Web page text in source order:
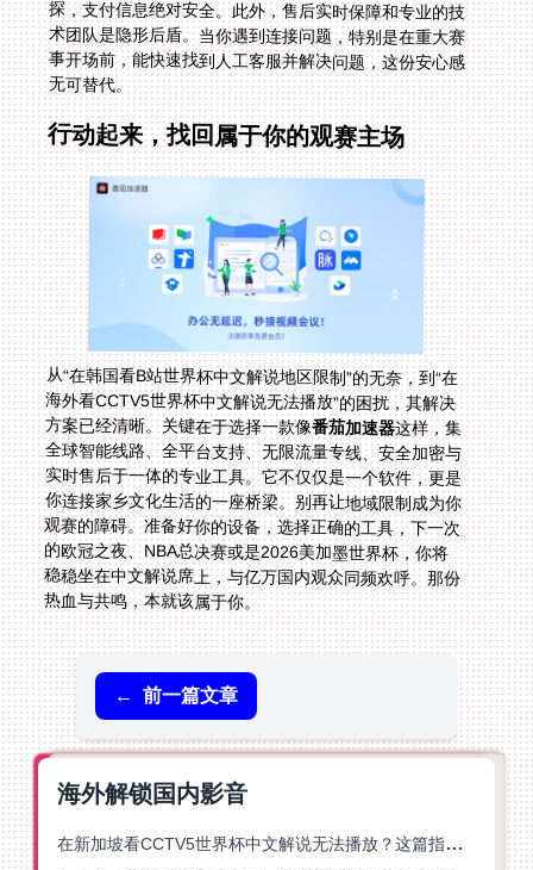
无可替代。
行动起来，找回属于你的观赛主场
从“在韩国看B站世界杯中文解说地区限制”的无奈，到“在
海外看CCTV5世界杯中文解说无法播放”的困扰，其解决
方案已经清晰。关键在于选择一款像番茄加速器这样，集
全球智能线路、全平台支持、无限流量专线、安全加密与
实时售后于一体的专业工具。它不仅仅是一个软件，更是
你连接家乡文化生活的一座桥梁。别再让地域限制成为你
观赛的障碍。准备好你的设备，选择正确的工具，下一次
的欧冠之夜、NBA总决赛或是2026美加墨世界杯，你将
稳稳坐在中文解说席上，与亿万国内观众同频欢呼。那份
热血与共鸣，本就该属于你。
← 前一篇文章
海外解锁国内影音
在新加坡看CCTV5世界杯中文解说无法播放？这篇指南帮你解锁海外体育直播自由